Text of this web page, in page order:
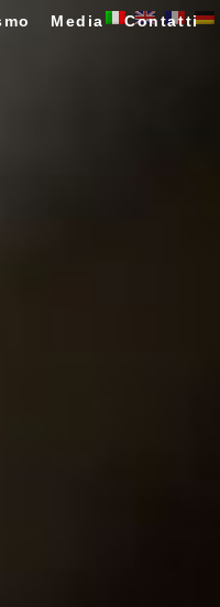
Media Contatti